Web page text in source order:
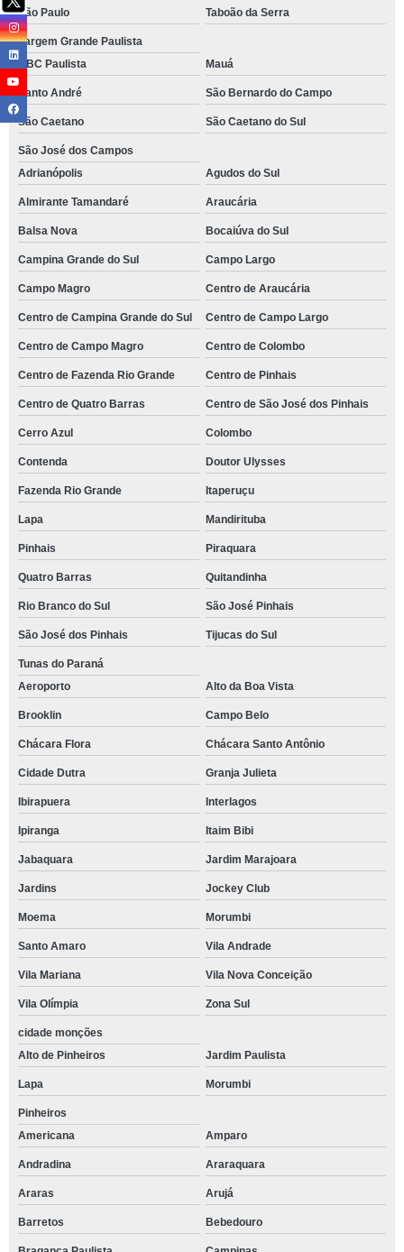
São Paulo Taboão da Serra
Vargem Grande Paulista
ABC Paulista
Mauá
Santo André São Bernardo do Campo
São Caetano São Caetano do Sul
São José dos Campos
Adrianópolis
Agudos do Sul
Almirante Tamandaré Araucária
Balsa Nova Bocaiúva do Sul
Campina Grande do Sul Campo Largo
Campo Magro Centro de Araucária
Centro de Campina Grande do Sul Centro de Campo Largo
Centro de Campo Magro Centro de Colombo
Centro de Fazenda Rio Grande Centro de Pinhais
Centro de Quatro Barras Centro de São José dos Pinhais
Cerro Azul Colombo
Contenda Doutor Ulysses
Fazenda Rio Grande Itaperuçu
Lapa Mandirituba
Pinhais Piraquara
Quatro Barras Quitandinha
Rio Branco do Sul São José Pinhais
São José dos Pinhais Tijucas do Sul
Tunas do Paraná
Aeroporto
Alto da Boa Vista
Brooklin Campo Belo
Chácara Flora Chácara Santo Antônio
Cidade Dutra Granja Julieta
Ibirapuera Interlagos
Ipiranga Itaim Bibi
Jabaquara Jardim Marajoara
Jardins Jockey Club
Moema Morumbi
Santo Amaro Vila Andrade
Vila Mariana Vila Nova Conceição
Vila Olímpia Zona Sul
cidade monções
Alto de Pinheiros
Jardim Paulista
Lapa Morumbi
Pinheiros
Americana
Amparo
Andradina Araraquara
Araras Arujá
Barretos Bebedouro